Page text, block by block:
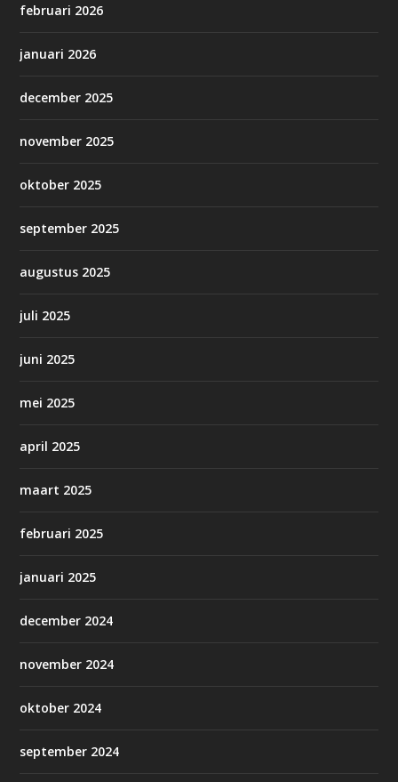
februari 2026
januari 2026
december 2025
november 2025
oktober 2025
september 2025
augustus 2025
juli 2025
juni 2025
mei 2025
april 2025
maart 2025
februari 2025
januari 2025
december 2024
november 2024
oktober 2024
september 2024